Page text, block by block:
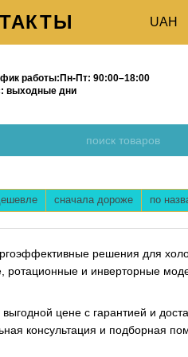
UAH
работы: Пн-Пт: 90:00–18:00
выходные дни
сначала дороже по
решения для
ротационные и инверторные
цене с гарантией и
консультация и подборная